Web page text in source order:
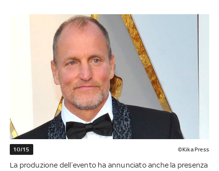
10/15 ©Kika Press
La produzione dell’evento ha annunciato anche la presenza